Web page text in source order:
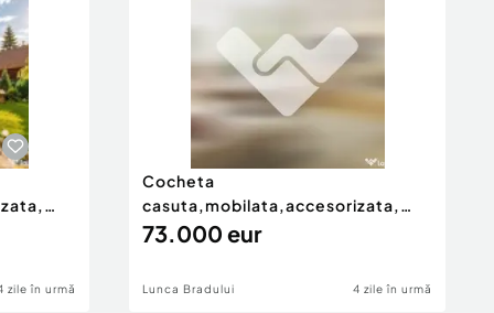
zile în urmă
Cocheta
casuta,mobilata,accesorizata,
garaj,gradina,foisor,L
73.000 eur
Lunca Bradului 4 zile în urmă